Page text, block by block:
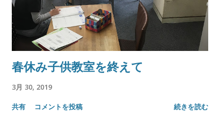
春休み子供教室を終えて
3月 30, 2019
共有 コメントを投稿 続きを読む